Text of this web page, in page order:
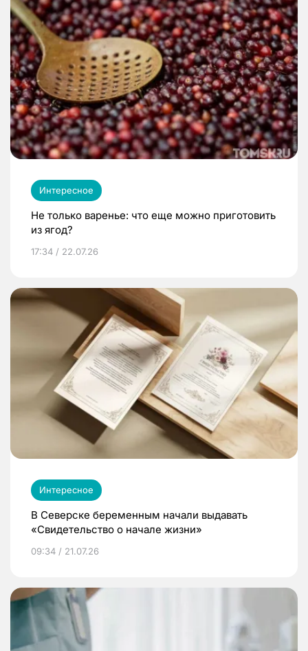
Интересное
Не только варенье: что еще можно приготовить
из ягод?
17:34 / 22.07.26
Интересное
В Северске беременным начали выдавать
«Свидетельство о начале жизни»
09:34 / 21.07.26